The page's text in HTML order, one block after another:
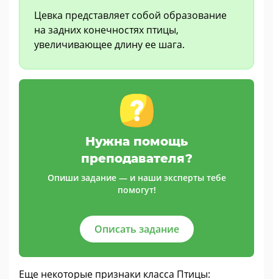
Цевка представляет собой образование
на задних конечностях птицы,
увеличивающее длину ее шага.
Нужна помощь
преподавателя?
Опиши задание — и наши эксперты тебе
помогут!
Описать задание
Еще некоторые признаки класса Птицы: